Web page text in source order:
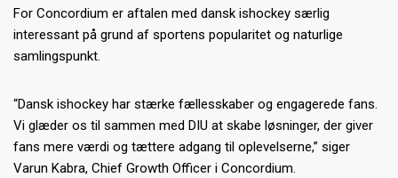
For Concordium er aftalen med dansk ishockey særlig
interessant på grund af sportens popularitet og naturlige
samlingspunkt.
“Dansk ishockey har stærke fællesskaber og engagerede fans.
Vi glæder os til sammen med DIU at skabe løsninger, der giver
fans mere værdi og tættere adgang til oplevelserne,” siger
Varun Kabra, Chief Growth Officer i Concordium.